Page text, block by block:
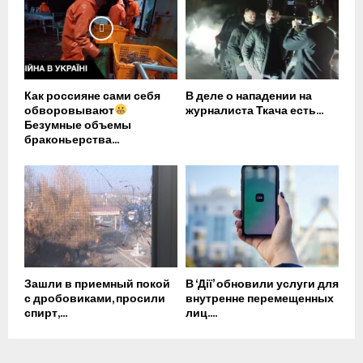
Как россияне сами себя
обворовывают
Безумные объемы
браконьерства...
В деле о нападении на
журналиста Ткача есть...
Зашли в приемный покой
с дробовиками, просили
спирт,...
В ‘Дії’ обновили услуги для
внутренне перемещенных
лиц....